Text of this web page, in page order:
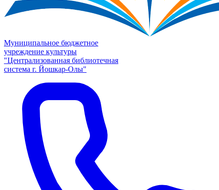
Муниципальное бюджетное
учреждение культуры
"Централизованная библиотечная
система г. Йошкар-Олы"